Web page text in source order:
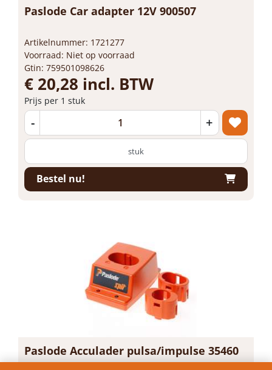
Paslode Car adapter 12V 900507
Artikelnummer: 1721277
Voorraad: Niet op voorraad
Gtin: 759501098626
€ 20,28 incl. BTW
Prijs per 1 stuk
- +
stuk
Bestel nu!
Paslode Acculader pulsa/impulse 35460